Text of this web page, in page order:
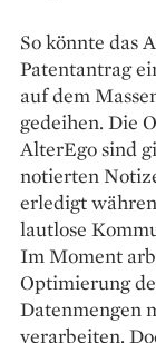
So könnte das
Patentantrag
auf dem
gedeihen. Die
AlterEgo sind
notierten
erledigt
lautlose
Im Moment
Optimierung
Datenmengen
verarbeiten.